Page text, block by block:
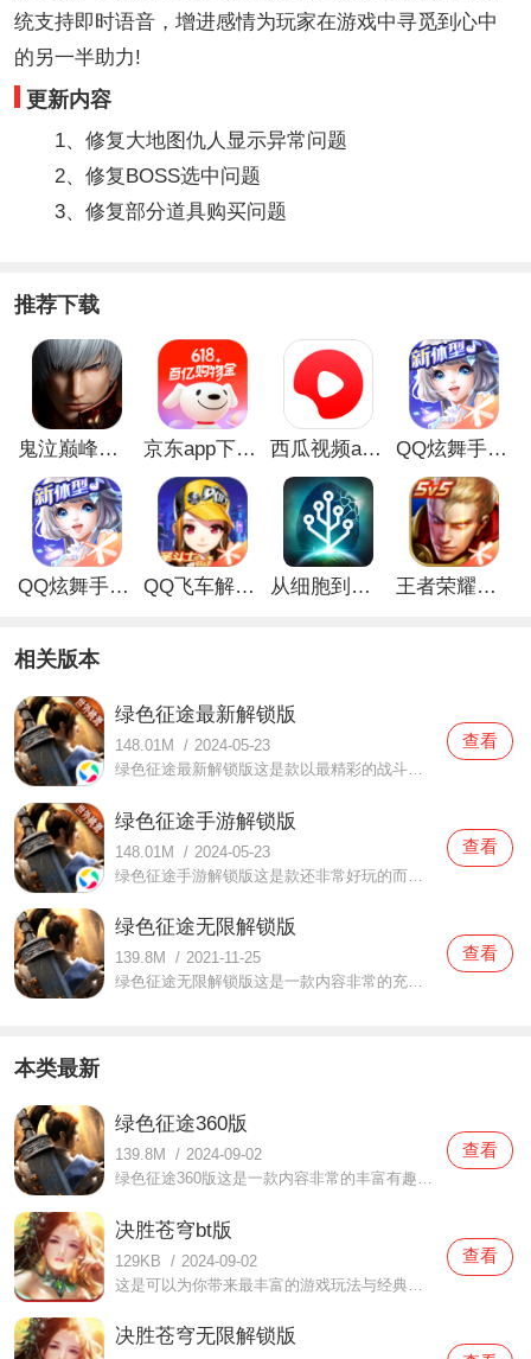
统支持即时语音，增进感情为玩家在游戏中寻觅到心中
的另一半助力!
更新内容
1、修复大地图仇人显示异常问题
2、修复BOSS选中问题
3、修复部分道具购买问题
推荐下载
鬼泣巅峰之战最新破解版 京东app下载安装 西瓜视频app安卓版 QQ炫舞手游破解版
QQ炫舞手游解锁版 QQ飞车解锁版无限钻石最新版 从细胞到奇点手游 王者荣耀无限点券解锁版
相关版本
绿色征途最新解锁版
148.01M / 2024-05-23
绿色征途最新解锁版这是款以最精彩的战斗内容，给你带来很多好玩好看的快乐互动的手机游戏，可以让你在这里得到很多的畅快战斗，而且各种玩法都有，让你在这里得到最爽快的战斗的同时还有很多精彩的剧情战斗可以感受，当然在这里大家都是可以自由的去互动的，不仅可以一起
查看
绿色征途手游解锁版
148.01M / 2024-05-23
绿色征途手游解锁版这是款还非常好玩的而且内容非常的刺激的手机游戏，各种精彩的战斗场景各种有趣的活动这里都有，可以为你带来最好的体验，大家在这里还有许多可以探索的地方，大家会得到很多有趣开心的互动感受，当然了这里还有万人团战，给与大家最精彩刺激的内容感受
查看
绿色征途无限解锁版
139.8M / 2021-11-25
绿色征途无限解锁版这是一款内容非常的充足有趣，可以给你带来很多不一样的快乐与刺激的游戏资源，为你带来很多不一样的精彩战斗与刺激资源，还可以为你提供很多的技能特效展示与各种战斗，在这还可以为你带来很多的游戏资源与而各种游戏模式内容，而且这游戏讲究的是进行
查看
本类最新
绿色征途360版
139.8M / 2024-09-02
绿色征途360版这是一款内容非常的丰富有趣，为你带来很多的战斗精彩与体验的手机游戏，各种内容都可以为你带来非常丰富的资源与战斗，还有各种精彩的战斗体验可以给您欣赏互动，大家在这还可以自由的去欣赏感受到非常丰富的策略战斗与团战内容，提供了很多的玩法与体验，游
查看
决胜苍穹bt版
129KB / 2024-09-02
查看
决胜苍穹无限解锁版